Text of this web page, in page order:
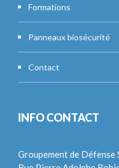
Formations
Panneaux biosécurité
Contact
INFO CONTACT
Groupement de